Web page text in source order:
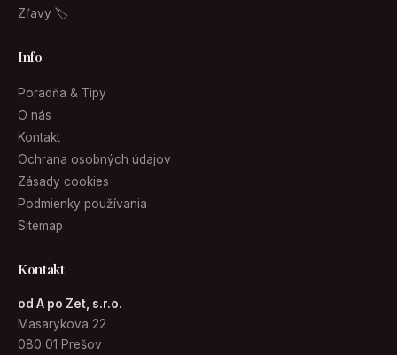
Zľavy 🏷
Info
Poradňa & Tipy
O nás
Kontakt
Ochrana osobných údajov
Zásady cookies
Podmienky používania
Sitemap
Kontakt
od A po Zet, s.r.o.
Masarykova 22
080 01 Prešov